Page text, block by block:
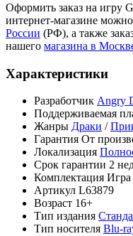
Оформить заказ на игру
интернет-магазине
России (РФ), а также
нашего магазина в
Характеристики
Разработчик Angry
Поддерживаемая
Жанры Драки /
Гарантия От
Локализация
Срок гарантии 2
Комплектация Игра
Артикул L63879
Возраст 16+
Тип издания
Тип носителя Blu-